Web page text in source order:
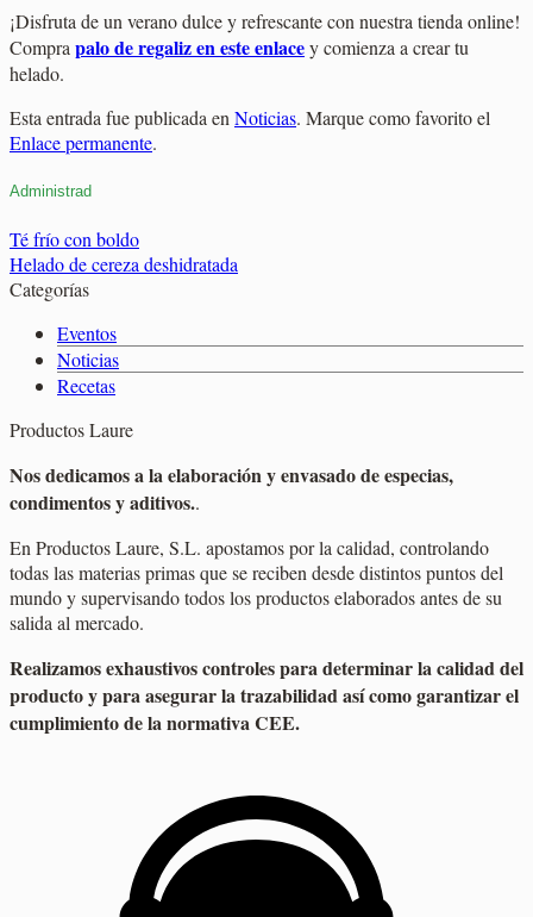
¡Disfruta de un verano dulce y refrescante con nuestra tienda online!
Comprapalo de regaliz en este enlacey comienza a crear tu
helado.
Esta entrada fue publicada enNoticias. Marque como favorito el
Enlace permanente.
Administrad
Té frío con boldo
Helado de cereza deshidratada
Categorías
Eventos
Noticias
Recetas
Productos Laure
Nos dedicamos a la elaboración y envasado de especias,
condimentos y aditivos..
En Productos Laure, S.L. apostamos por la calidad, controlando
todas las materias primas que se reciben desde distintos puntos del
mundo y supervisando todos los productos elaborados antes de su
salida al mercado.
Realizamos exhaustivos controles para determinar la calidad del
producto y para asegurar la trazabilidad así como garantizar el
cumplimiento de la normativa CEE.